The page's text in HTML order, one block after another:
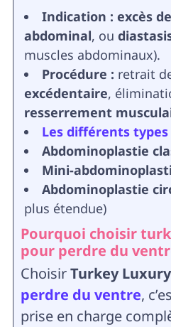
Indication : excès
abdominal, ou
muscles abdominaux).
Procédure : retrait
excédentaire,
resserrement
Les différents types
Abdominoplastie
Mini-
Abdominoplastie
plus étendue)
Pourquoi choisir
pour perdre du
ChoisirTurkey
perdre du ventre,
prise en charge